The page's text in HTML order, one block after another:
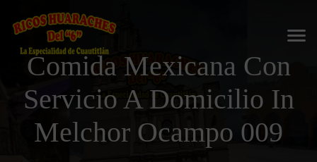
Comida Mexicana Con
Servicio A Domicilio In
Melchor Ocampo 009